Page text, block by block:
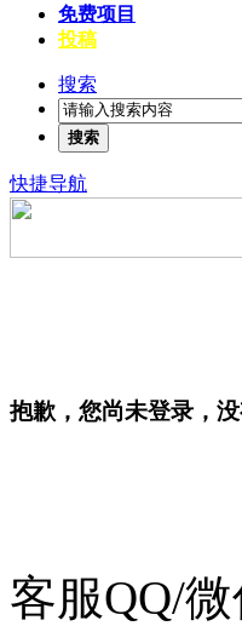
免费项目
投稿
搜索
搜索
快捷导航
抱歉，您尚未登录，
客服QQ/